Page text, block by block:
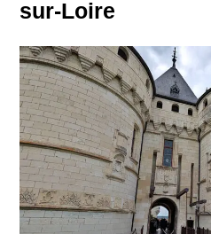
sur-Loire